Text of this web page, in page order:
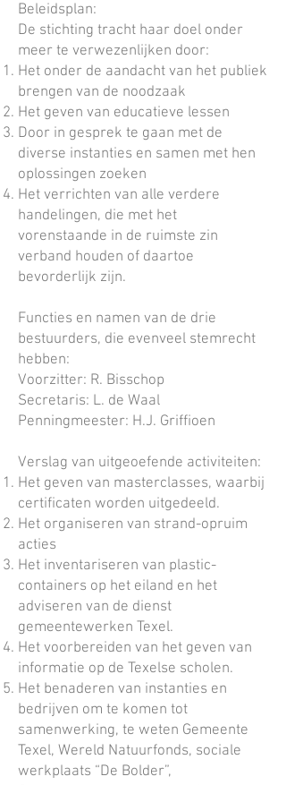
Beleidsplan:
De stichting tracht haar doel onder
meer te verwezenlijken door:
Het onder de aandacht van het publiek
brengen van de noodzaak
Het geven van educatieve lessen
Door in gesprek te gaan met de
diverse instanties en samen met hen
oplossingen zoeken
Het verrichten van alle verdere
handelingen, die met het
vorenstaande in de ruimste zin
verband houden of daartoe
bevorderlijk zijn.
Functies en namen van de drie
bestuurders, die evenveel stemrecht
hebben:
Voorzitter: R. Bisschop
Secretaris: L. de Waal
Penningmeester: H.J. Griffioen
Verslag van uitgeoefende activiteiten:
Het geven van masterclasses, waarbij
certificaten worden uitgedeeld.
Het organiseren van strand-opruim
acties
Het inventariseren van plastic-
containers op het eiland en het
adviseren van de dienst
gemeentewerken Texel.
Het voorbereiden van het geven van
informatie op de Texelse scholen.
Het benaderen van instanties en
bedrijven om te komen tot
samenwerking, te weten Gemeente
Texel, Wereld Natuurfonds, sociale
werkplaats “De Bolder”,